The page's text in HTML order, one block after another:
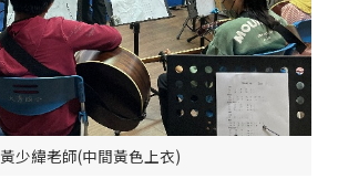
黃少緯老師(中間黃色上衣)